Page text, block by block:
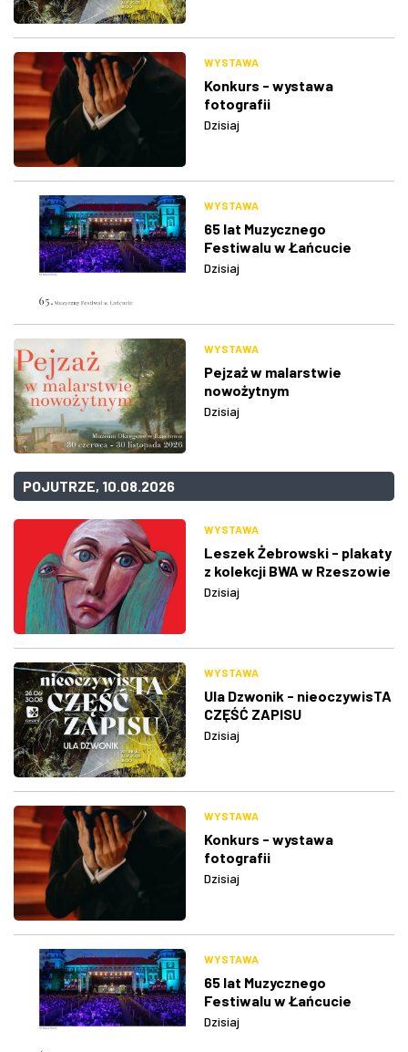
WYSTAWA
Konkurs - wystawa
fotografii
Dzisiaj
WYSTAWA
65 lat Muzycznego
Festiwalu w Łańcucie
Dzisiaj
WYSTAWA
Pejzaż w malarstwie
nowożytnym
Dzisiaj
POJUTRZE, 10.08.2026
WYSTAWA
Leszek Żebrowski - plakaty
z kolekcji BWA w Rzeszowie
Dzisiaj
WYSTAWA
Ula Dzwonik - nieoczywisTA
CZĘŚĆ ZAPISU
Dzisiaj
WYSTAWA
Konkurs - wystawa
fotografii
Dzisiaj
WYSTAWA
65 lat Muzycznego
Festiwalu w Łańcucie
Dzisiaj